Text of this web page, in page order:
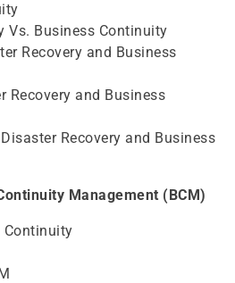
Vs. Business Continuity
Recovery and Business
Recovery and Business
Recovery and Business
Management (BCM)
Continuity